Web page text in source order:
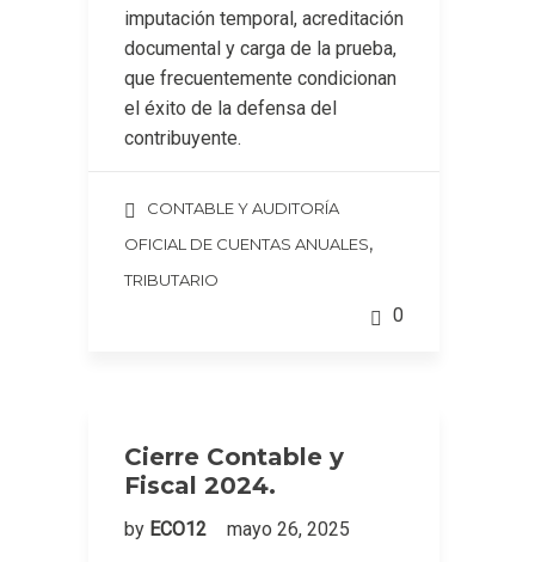
imputación temporal, acreditación
documental y carga de la prueba,
que frecuentemente condicionan
el éxito de la defensa del
contribuyente.
CONTABLE Y AUDITORÍA
OFICIAL DE CUENTAS ANUALES,
TRIBUTARIO
0
Cierre Contable y
Fiscal 2024.
by ECO12
mayo 26, 2025